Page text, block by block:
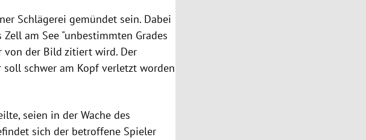
Schlägerei gemündet sein. Dabei
am See "unbestimmten Grades
von der Bild zitiert wird. Der
schwer am Kopf verletzt worden
seien in der Wache des
sich der betroffene Spieler